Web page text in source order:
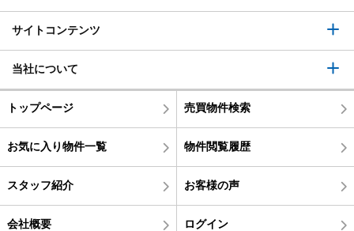
サイトコンテンツ
当社について
トップページ 売買物件検索
お気に入り物件一覧 物件閲覧履歴
スタッフ紹介 お客様の声
会社概要 ログイン